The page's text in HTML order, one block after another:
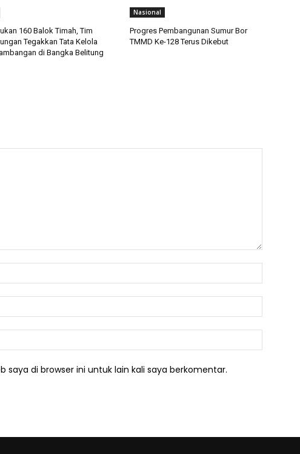
160 Balok Timah, Tim
Tegakkan Tata Kelola
di Bangka Belitung
Nasional
Progres Pembangunan Sumur Bor
TMMD Ke-128 Terus Dikebut
saya di browser ini untuk lain kali saya berkomentar.